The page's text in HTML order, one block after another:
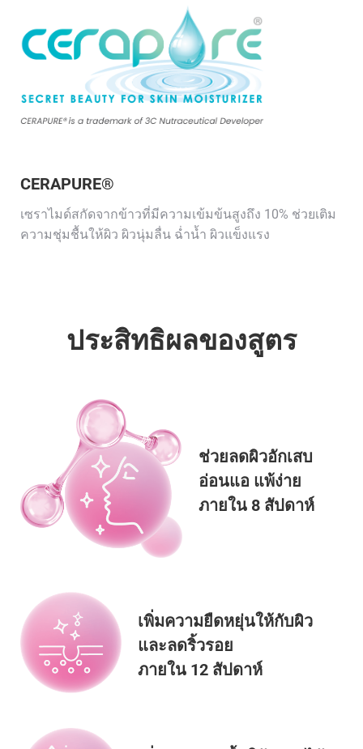
CERAPURE®
เซราไมด์สกัดจากข้าวที่มีความเข้มข้นสูงถึง 10% ช่วยเติม
ความชุ่มชื้นให้ผิว ผิวนุ่มลื่น ฉ่ำน้ำ ผิวแข็งแรง
ประสิทธิผลของสูตร
ช่วยลดผิวอักเสบ
อ่อนแอ แพ้ง่าย
ภายใน 8 สัปดาห์
เพิ่มความยืดหยุ่นให้กับผิว
และลดริ้วรอย
ภายใน 12 สัปดาห์